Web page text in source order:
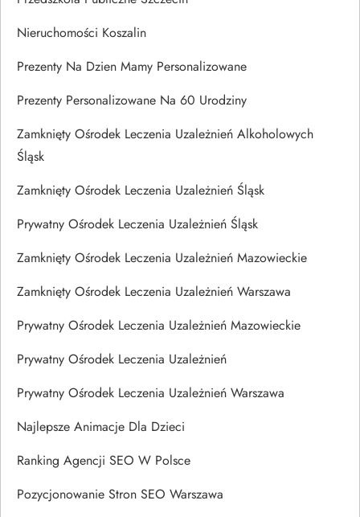
Nieruchomości Koszalin
Prezenty Na Dzien Mamy Personalizowane
Prezenty Personalizowane Na 60 Urodziny
Zamknięty Ośrodek Leczenia Uzależnień Alkoholowych
Śląsk
Zamknięty Ośrodek Leczenia Uzależnień Śląsk
Prywatny Ośrodek Leczenia Uzależnień Śląsk
Zamknięty Ośrodek Leczenia Uzależnień Mazowieckie
Zamknięty Ośrodek Leczenia Uzależnień Warszawa
Prywatny Ośrodek Leczenia Uzależnień Mazowieckie
Prywatny Ośrodek Leczenia Uzależnień
Prywatny Ośrodek Leczenia Uzależnień Warszawa
Najlepsze Animacje Dla Dzieci
Ranking Agencji SEO W Polsce
Pozycjonowanie Stron SEO Warszawa